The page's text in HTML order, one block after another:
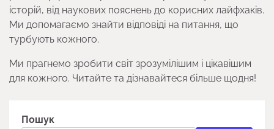
історій, від наукових пояснень до корисних лайфхаків.
Ми допомагаємо знайти відповіді на питання, що
турбують кожного.
Ми прагнемо зробити світ зрозумілішим і цікавішим
для кожного. Читайте та дізнавайтеся більше щодня!
Пошук